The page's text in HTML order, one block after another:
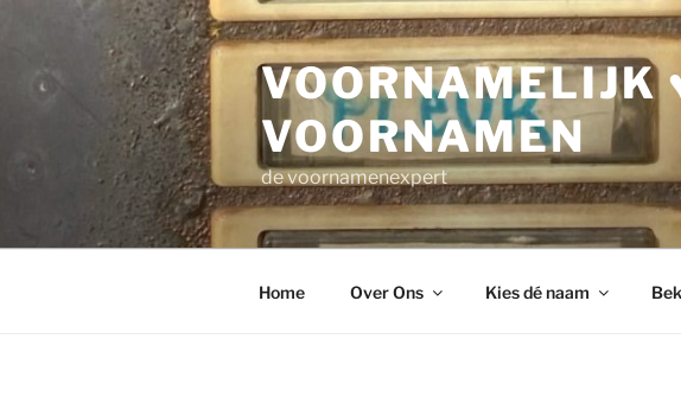
inhoud
VOORNAMELIJK
VOORNAMEN
de voornamenexpert
Home Over Ons Kies dé naam